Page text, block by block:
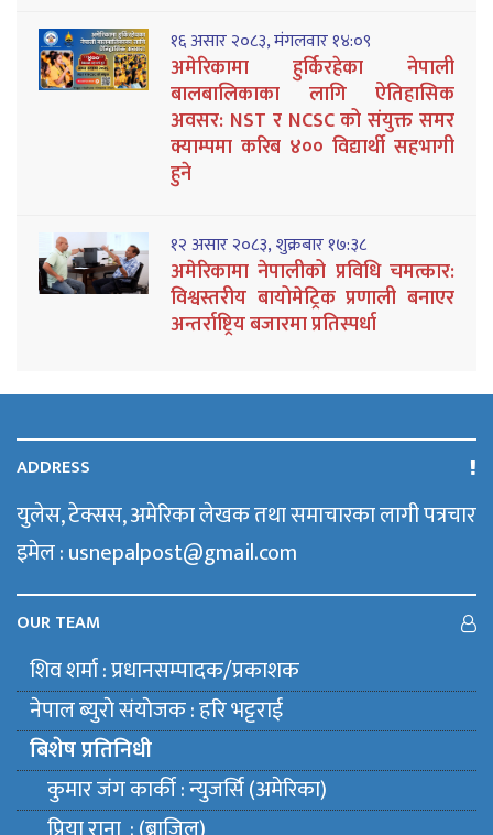
१६ असार २०८३, मंगलवार १४:०९
अमेरिकामा हुर्किरहेका नेपाली
बालबालिकाका लागि ऐतिहासिक
अवसर: NST र NCSC को संयुक्त समर
क्याम्पमा करिब ४०० विद्यार्थी सहभागी
हुने
१२ असार २०८३, शुक्रबार १७:३८
अमेरिकामा नेपालीको प्रविधि चमत्कार:
विश्वस्तरीय बायोमेट्रिक प्रणाली बनाएर
अन्तर्राष्ट्रिय बजारमा प्रतिस्पर्धा
ADDRESS
युलेस, टेक्सस, अमेरिका लेखक तथा समाचारका लागी पत्रचार
इमेल : usnepalpost@gmail.com
OUR TEAM
शिव शर्मा : प्रधानसम्पादक/प्रकाशक
नेपाल ब्युराे संयाेजक : हरि भट्टराई
बिशेष प्रतिनिधी
कुमार जंग कार्की : न्युजर्सि (अमेरिका)